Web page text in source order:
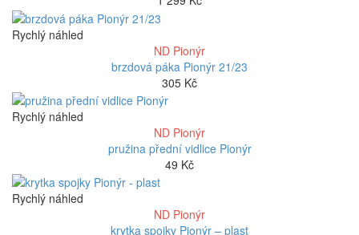
Rychlý náhled
ND Pionýr
brzdová páka Pionýr 21/23
305 Kč
Rychlý náhled
ND Pionýr
pružina přední vidlice Pionýr
49 Kč
Rychlý náhled
ND Pionýr
krytka spojky Pionýr – plast